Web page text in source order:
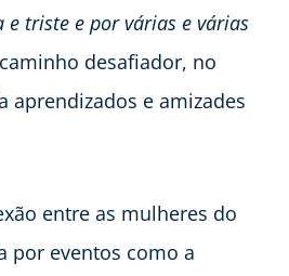
e triste e por várias e várias
desafiador, no
aprendizados e amizades
entre as mulheres do
por eventos como a